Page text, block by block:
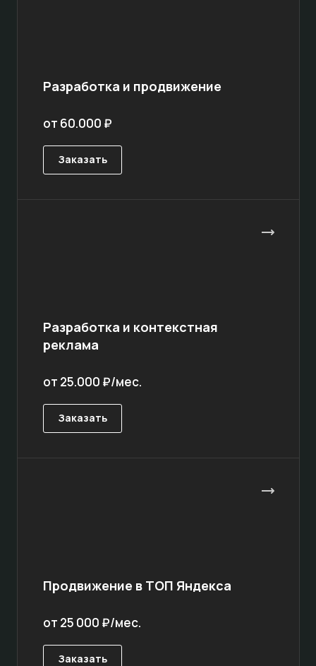
Разработка и продвижение
от 60.000 ₽
Заказать
Разработка и контекстная
реклама
от 25.000 ₽/мес.
Заказать
Продвижение в ТОП Яндекса
от 25 000 ₽/мес.
Заказать